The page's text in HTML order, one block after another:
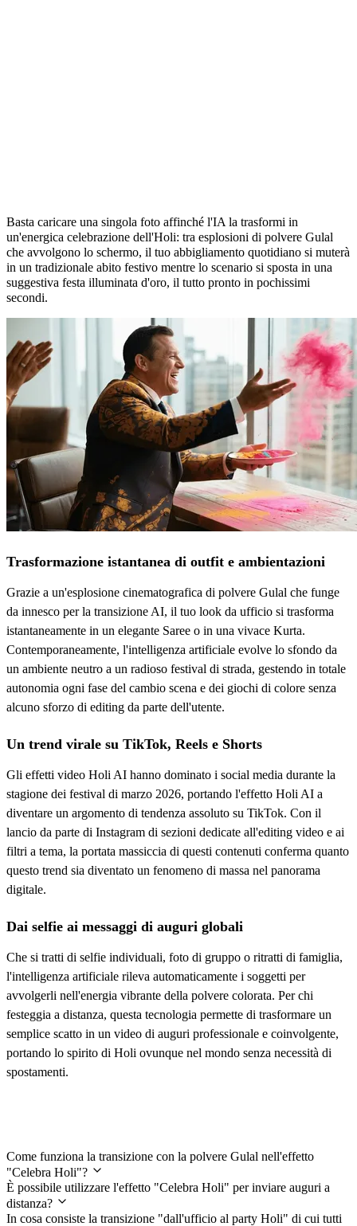
Basta caricare una singola foto affinché l'IA la trasformi in
un'energica celebrazione dell'Holi: tra esplosioni di polvere Gulal
che avvolgono lo schermo, il tuo abbigliamento quotidiano si muterà
in un tradizionale abito festivo mentre lo scenario si sposta in una
suggestiva festa illuminata d'oro, il tutto pronto in pochissimi
secondi.
Trasformazione istantanea di outfit e ambientazioni
Grazie a un'esplosione cinematografica di polvere Gulal che funge
da innesco per la transizione AI, il tuo look da ufficio si trasforma
istantaneamente in un elegante Saree o in una vivace Kurta.
Contemporaneamente, l'intelligenza artificiale evolve lo sfondo da
un ambiente neutro a un radioso festival di strada, gestendo in totale
autonomia ogni fase del cambio scena e dei giochi di colore senza
alcuno sforzo di editing da parte dell'utente.
Un trend virale su TikTok, Reels e Shorts
Gli effetti video Holi AI hanno dominato i social media durante la
stagione dei festival di marzo 2026, portando l'effetto Holi AI a
diventare un argomento di tendenza assoluto su TikTok. Con il
lancio da parte di Instagram di sezioni dedicate all'editing video e ai
filtri a tema, la portata massiccia di questi contenuti conferma quanto
questo trend sia diventato un fenomeno di massa nel panorama
digitale.
Dai selfie ai messaggi di auguri globali
Che si tratti di selfie individuali, foto di gruppo o ritratti di famiglia,
l'intelligenza artificiale rileva automaticamente i soggetti per
avvolgerli nell'energia vibrante della polvere colorata. Per chi
festeggia a distanza, questa tecnologia permette di trasformare un
semplice scatto in un video di auguri professionale e coinvolgente,
portando lo spirito di Holi ovunque nel mondo senza necessità di
spostamenti.
Come funziona la transizione con la polvere Gulal nell'effetto
"Celebra Holi"?
È possibile utilizzare l'effetto "Celebra Holi" per inviare auguri a
distanza?
In cosa consiste la transizione "dall'ufficio al party Holi" di cui tutti